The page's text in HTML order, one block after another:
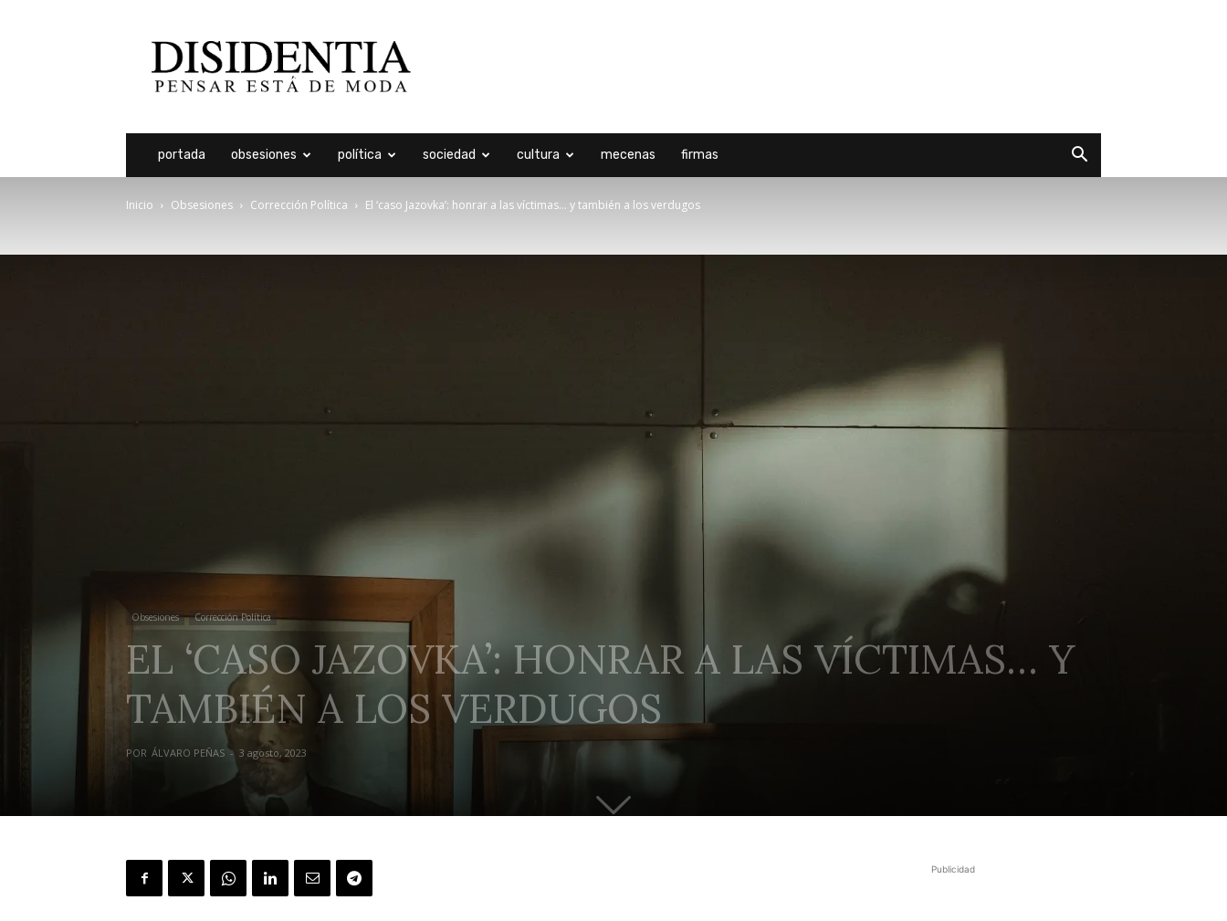
portada obsesiones política sociedad cultura mecenas firmas
Inicio Obsesiones Corrección Política El ‘caso Jazovka’: honrar a las víctimas… y también a los verdugos
Obsesiones Corrección Política
EL ‘CASO JAZOVKA’: HONRAR A LAS VÍCTIMAS… Y
TAMBIÉN A LOS VERDUGOS
POR ÁLVARO PEÑAS - 3 agosto, 2023
Publicidad